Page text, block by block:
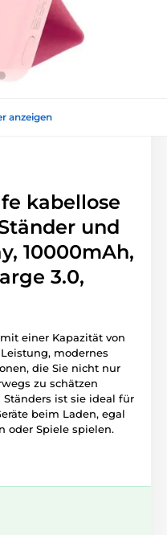
anzeigen
kabellose
und
10000mAh,
3.0,
einer Kapazität von
modernes
die Sie nicht nur
zu schätzen
ist sie ideal für
beim Laden, egal
oder Spiele spielen.